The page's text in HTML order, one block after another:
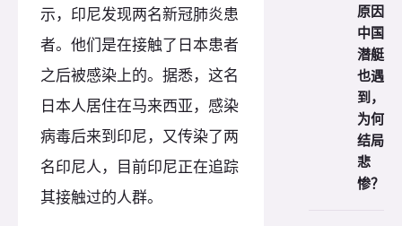
示，印尼发现两名新冠肺炎患
者。他们是在接触了日本患者
之后被感染上的。据悉，这名
日本人居住在马来西亚，感染
病毒后来到印尼，又传染了两
名印尼人，目前印尼正在追踪
其接触过的人群。
原因
中国
潜艇
也遇
到，
为何
结局
悲
惨？